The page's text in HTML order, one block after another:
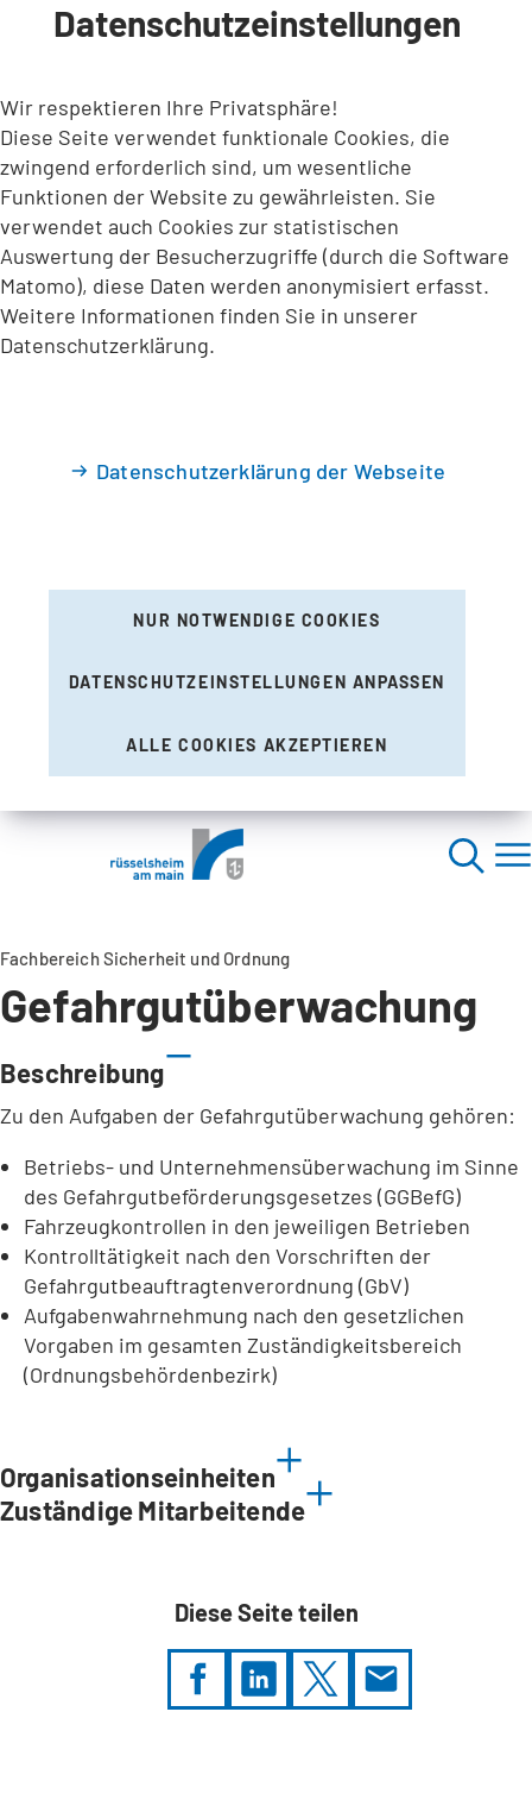
INHALT ANSPRINGEN
Datenschutzeinstellungen
Wir respektieren Ihre Privatsphäre!
Diese Seite verwendet funktionale Cookies, die
zwingend erforderlich sind, um wesentliche
Funktionen der Website zu gewährleisten. Sie
verwendet auch Cookies zur statistischen
Auswertung der Besucherzugriffe (durch die Software
Matomo), diese Daten werden anonymisiert erfasst.
Weitere Informationen finden Sie in unserer
Datenschutzerklärung.
Datenschutzerklärung der Webseite
NUR NOTWENDIGE COOKIES
DATENSCHUTZEINSTELLUNGEN ANPASSEN
ALLE COOKIES AKZEPTIEREN
Fachbereich Sicherheit und Ordnung
Gefahrgutüberwachung
Beschreibung
Zu den Aufgaben der Gefahrgutüberwachung gehören:
Betriebs- und Unternehmensüberwachung im Sinne
des Gefahrgutbeförderungsgesetzes (GGBefG)
Fahrzeugkontrollen in den jeweiligen Betrieben
Kontrolltätigkeit nach den Vorschriften der
Gefahrgutbeauftragtenverordnung (GbV)
Aufgabenwahrnehmung nach den gesetzlichen
Vorgaben im gesamten Zuständigkeitsbereich
(Ordnungsbehördenbezirk)
Organisationseinheiten
Zuständige Mitarbeitende
Diese Seite teilen